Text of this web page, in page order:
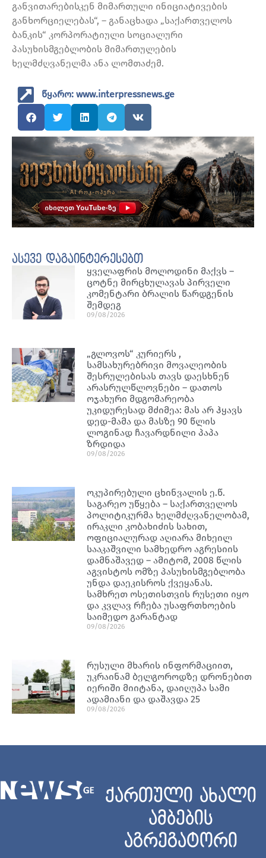
განვითარებისკენ მიმართული ინიციატივების
განხორციელებას“, – განაცხადა „საქართველოს
ბანკის“ კორპორატიული სოციალური
პასუხისმგებლობის მიმართულების
ხელმძღვანელმა ანა ლომთაძემ.
წყარო: www.interpressnews.ge
ასევე დაგაინტერესებთ
ყველაფრის მოლოდინი მაქვს –
ცოტნე მირცხულავას პირველი
კომენტარი ბრალის წარდგენის
შემდეგ
09/08/2026
„გლოვოს“ კურიერს ,
სამსახურებრივი მოვალეობის
შესრულებისას თავს დაესხნენ
არასრულწლოვნები – დათოს
ოჯახური მდგომარეობა
უკიდურესად მძიმეა: მას არ ჰყავს
დედ-მამა და მასზე 90 წლის
ლოგინად ჩავარდნილი პაპა
ზრდიდა
09/08/2026
ოკუპირებული ცხინვალის ე.წ.
საგარეო უწყება – საქართველოს
პოლიტიკურმა ხელმძღვანელობამ,
ირაკლი კობახიძის სახით,
ოფიციალურად აღიარა მიხეილ
სააკაშვილი სამხედრო აგრესიის
დამნაშავედ – ამიტომ, 2008 წლის
აგვისტოს ომზე პასუხისმგებლობა
უნდა დაეკისროს ქვეყანას.
სამხრეთ ოსეთისთვის რუსეთი იყო
და კვლავ რჩება უსაფრთხოების
საიმედო გარანტად
09/08/2026
რუსული მხარის ინფორმაციით,
უკრაინამ ბელგოროდზე დრონებით
იერიში მიიტანა, დაიღუპა სამი
ადამიანი და დაშავდა 25
09/08/2026
ქართული ახალი
ამბების
აგრეგატორი